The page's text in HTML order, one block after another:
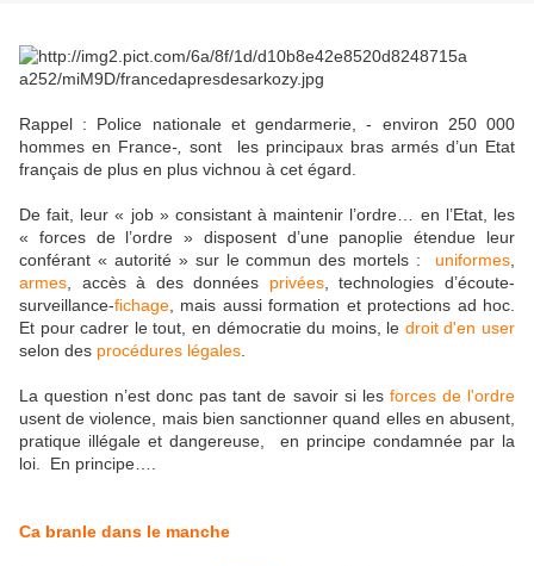
Rappel : Police nationale et gendarmerie, - environ 250 000
hommes en France-,
sont les principaux bras armés d’un Etat
français de plus en plus vichnou à cet égard.
De fait, leur « job » consistant à maintenir l’ordre… en l’Etat, les
« forces de l’ordre » disposent d’une panoplie étendue leur
conférant « autorité » sur le commun des mortels : uniformes
armes , accès à des données privées, technologies d’écoute-
surveillance-fichage , mais aussi formation et protections ad hoc.
Et pour cadrer le tout, en démocratie du moins, le droit d'en user
selon des procédures légales
La question n’est donc pas tant de savoir si les forces de l'ordre
usent de violence, mais bien sanctionner quand elles en abusent,
pratique illégale et dangereuse, en principe condamnée par la
loi. En principe….
Ca branle dans le manche